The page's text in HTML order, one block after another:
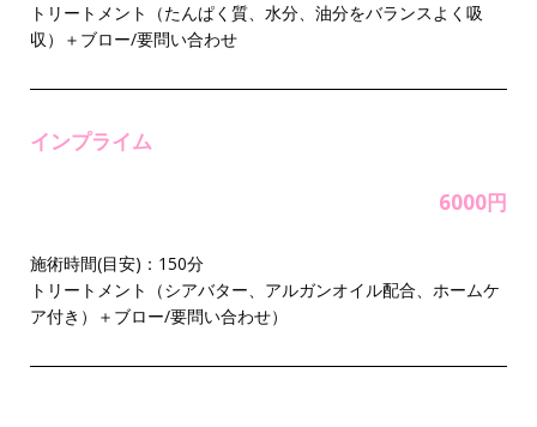
トリートメント（たんぱく質、水分、油分をバランスよく吸
収）＋ブロー/要問い合わせ
インプライム
6000円
施術時間(目安)：150分
トリートメント（シアバター、アルガンオイル配合、ホームケ
ア付き）＋ブロー/要問い合わせ）